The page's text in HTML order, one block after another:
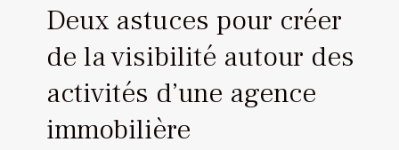
Deux astuces pour créer
de la visibilité autour des
activités d’une agence
immobilière